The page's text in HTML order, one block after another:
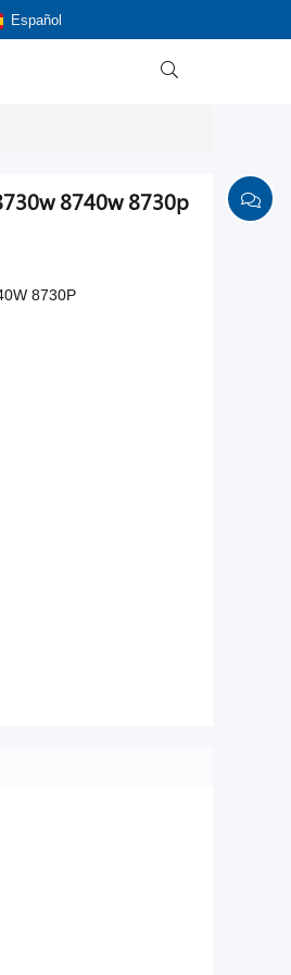
Español

8740w 8730p
8730P